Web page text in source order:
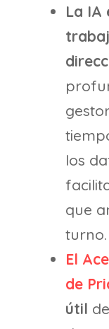
La IA
los
que
turno.
El
de
útil